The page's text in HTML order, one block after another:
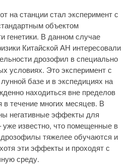
на станции стал эксперимент с
объектом
генетики. В данном случае
Китайской АН интересовали
дрозофил в специально
условиях. Это эксперимент с
базе и в экспедициях на
находиться вне пределов
в течение многих месяцев. В
негативные эффекты для
уже известно, что помещенные в
дрозофилы тяжелее обучаются и
эти эффекты и проходят с
среду.